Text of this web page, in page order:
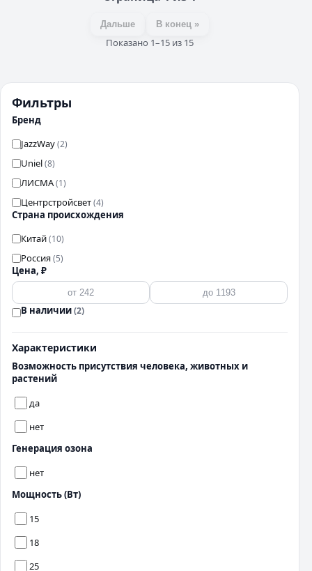
Фильтры
Бренд
JazzWay(2)
Uniel(8)
ЛИСМА(1)
Центрстройсвет(4)
Страна происхождения
Китай(10)
Россия(5)
Цена, ₽
В наличии(2)
Характеристики
Возможность присутствия человека, животных и
растений
да
нет
Генерация озона
нет
Мощность (Вт)
15
18
25
Дальше В конец »
Показано 1–15 из 15